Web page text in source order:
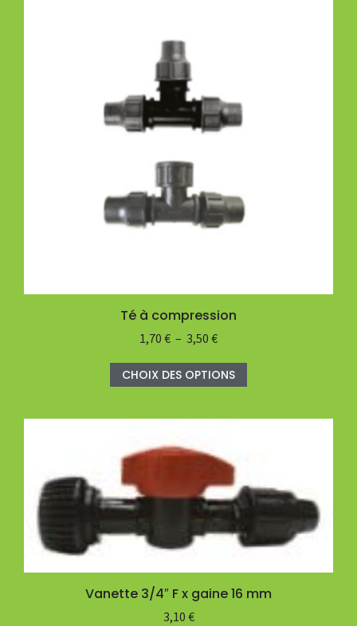
Té à compression
1,70 € – 3,50 €
CHOIX DES OPTIONS
Vanette 3/4″ F x gaine 16 mm
3,10 €